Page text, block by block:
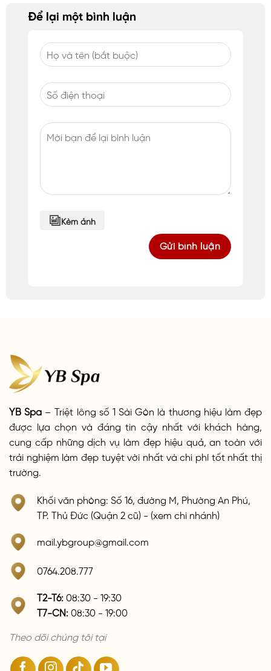
Để lại một bình luận
Kèm ảnh
YB Spa – Triệt lông số 1 Sài Gòn là thương hiệu làm đẹp
được lựa chọn và đáng tin cậy nhất với khách hàng,
cung cấp những dịch vụ làm đẹp hiệu quả, an toàn với
trải nghiệm làm đẹp tuyệt vời nhất và chi phí tốt nhất thị
trường.
Khối văn phòng: Số 16, đường M, Phường An Phú,
TP. Thủ Đức (Quận 2 cũ) - (xem chi nhánh)
mail.ybgroup@gmail.com
0764.208.777
T2-T6: 08:30 - 19:30
T7-CN: 08:30 - 19:00
Theo dõi chúng tôi tại